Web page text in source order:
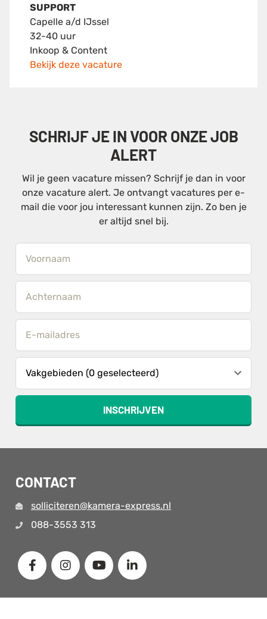
SUPPORT
Capelle a/d IJssel
32-40 uur
Inkoop & Content
Bekijk deze vacature
SCHRIJF JE IN VOOR ONZE JOB
ALERT
Wil je geen vacature missen? Schrijf je dan in voor
onze vacature alert. Je ontvangt vacatures per e-
mail die voor jou interessant kunnen zijn. Zo ben je
er altijd snel bij.
Vakgebieden (0 geselecteerd)
INSCHRIJVEN
CONTACT
solliciteren@kamera-express.nl
088-3553 313